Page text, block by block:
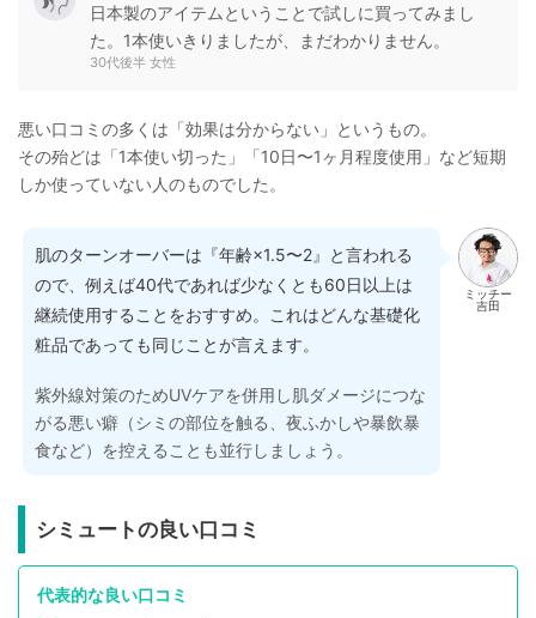
日本製のアイテムということで試しに買ってみまし
た。1本使いきりましたが、まだわかりません。
30代後半 女性
悪い口コミの多くは「効果は分からない」というもの。
その殆どは「1本使い切った」「10日〜1ヶ月程度使用」など短期
しか使っていない人のものでした。
ミッチー
吉田
肌のターンオーバーは『年齢×1.5〜2』と言われる
ので、例えば40代であれば少なくとも60日以上は
継続使用することをおすすめ。これはどんな基礎化
粧品であっても同じことが言えます。
紫外線対策のためUVケアを併用し肌ダメージにつな
がる悪い癖（シミの部位を触る、夜ふかしや暴飲暴
食など）を控えることも並行しましょう。
シミュートの良い口コミ
代表的な良い口コミ